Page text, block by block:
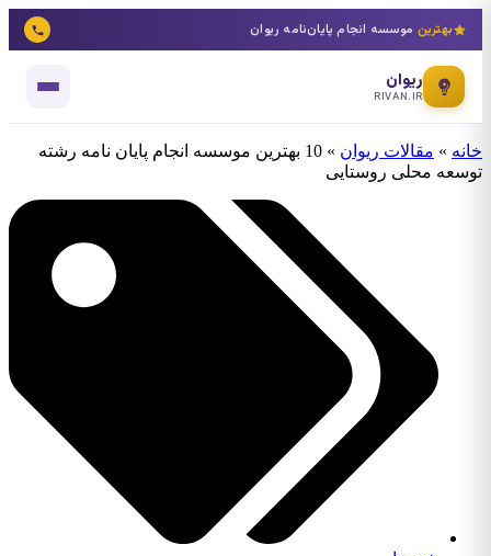
بهترین موسسه انجام پایان‌نامه ریوان
ریوان
RIVAN.IR
خانه » مقالات ریوان »
10 بهترین موسسه انجام پایان نامه رشته
توسعه محلی روستایی